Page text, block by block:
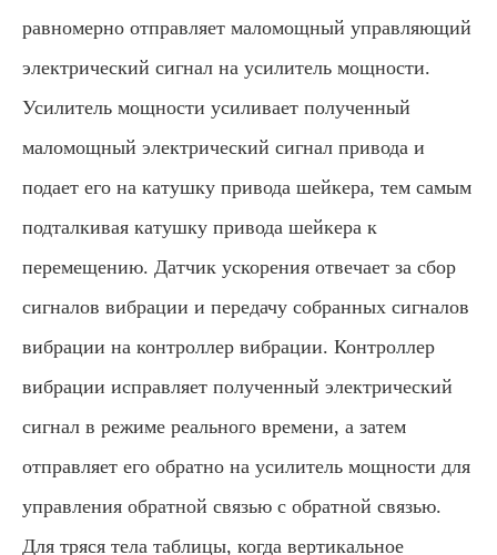
равномерно отправляет маломощный управляющий
электрический сигнал на усилитель мощности.
Усилитель мощности усиливает полученный
маломощный электрический сигнал привода и
подает его на катушку привода шейкера, тем самым
подталкивая катушку привода шейкера к
перемещению. Датчик ускорения отвечает за сбор
сигналов вибрации и передачу собранных сигналов
вибрации на контроллер вибрации. Контроллер
вибрации исправляет полученный электрический
сигнал в режиме реального времени, а затем
отправляет его обратно на усилитель мощности для
управления обратной связью с обратной связью.
Для тряся тела таблицы, когда вертикальное